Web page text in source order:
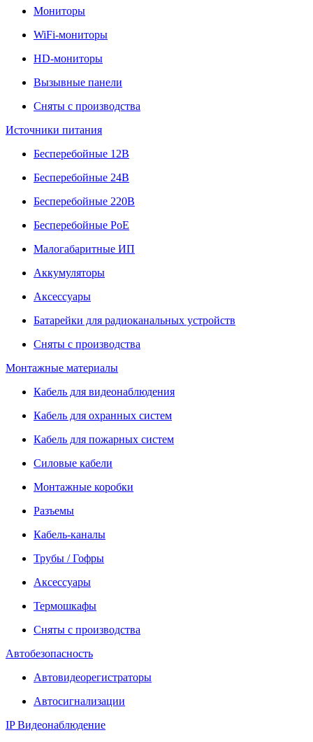
Мониторы
WiFi-мониторы
HD-мониторы
Вызывные панели
Сняты с производства
Источники питания
Бесперебойные 12В
Бесперебойные 24В
Бесперебойные 220В
Бесперебойные PoE
Малогабаритные ИП
Аккумуляторы
Аксессуары
Батарейки для радиоканальных устройств
Сняты с производства
Монтажные материалы
Кабель для видеонаблюдения
Кабель для охранных систем
Кабель для пожарных систем
Силовые кабели
Монтажные коробки
Разъемы
Кабель-каналы
Трубы / Гофры
Аксессуары
Термошкафы
Сняты с производства
Автобезопасность
Автовидеорегистраторы
Автосигнализации
IP Видеонаблюдение